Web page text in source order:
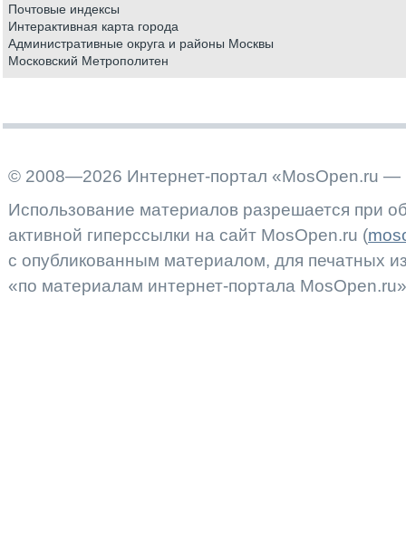
Почтовые индексы
Интерактивная карта города
Административные округа и районы Москвы
Московский Метрополитен
© 2008—2026 Интернет-портал «MosOpen.ru —
Использование материалов разрешается при
активной гиперссылки на сайт MosOpen.ru (
с опубликованным материалом, для печатных
«по материалам интернет-портала